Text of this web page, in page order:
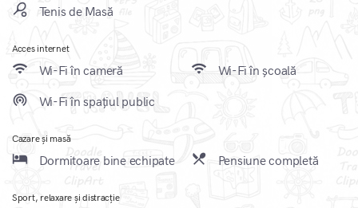
sports_tennis Tenis de Masă
Acces internet
wifi Wi-Fi în cameră wifi Wi-Fi în școală
wifi_tethering Wi-Fi în spațiul public
Cazare și masă
local_hotel Dormitoare bine echipate local_dining Pensiune completă
Sport, relaxare și distracție